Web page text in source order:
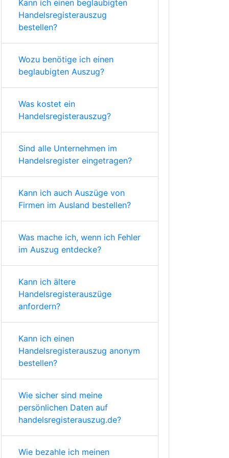
Kann ich einen beglaubigten
Handelsregisterauszug
bestellen?
Wozu benötige ich einen
beglaubigten Auszug?
Was kostet ein
Handelsregisterauszug?
Sind alle Unternehmen im
Handelsregister eingetragen?
Kann ich auch Auszüge von
Firmen im Ausland bestellen?
Was mache ich, wenn ich Fehler
im Auszug entdecke?
Kann ich ältere
Handelsregisterauszüge
anfordern?
Kann ich einen
Handelsregisterauszug anonym
bestellen?
Wie sicher sind meine
persönlichen Daten auf
handelsregisterauszug.de?
Wie bezahle ich meinen